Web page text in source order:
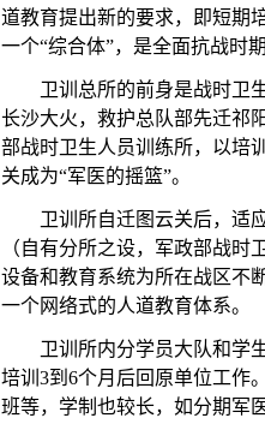
道教育提出新的要求，即短期
一个“综合体”，是全面抗战时
卫训总所的前身是战时卫
长沙大火，救护总队部先迁祁
部战时卫生人员训练所，以培
关成为“军医的摇篮”。
卫训所自迁图云关后，适
（自有分所之设，军政部战
设备和教育系统为所在战区不
一个网络式的人道教育体系。
卫训所内分学员大队和学
培训 3到 6个月后回原单位工作
班等，学制也较长，如分期军